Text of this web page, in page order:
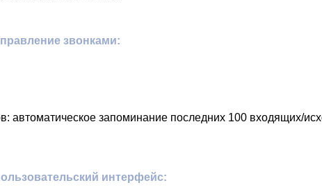
звонками:
автоматическое запоминание последних 100 входящих/
интерфейс: